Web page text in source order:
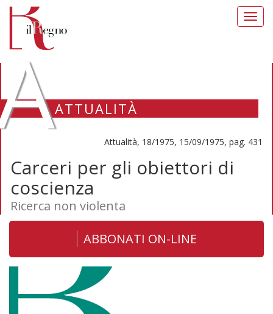
ATTUALITÀ
Attualità, 18/1975, 15/09/1975, pag. 431
Carceri per gli obiettori di
coscienza
Ricerca non violenta
ABBONATI ON-LINE